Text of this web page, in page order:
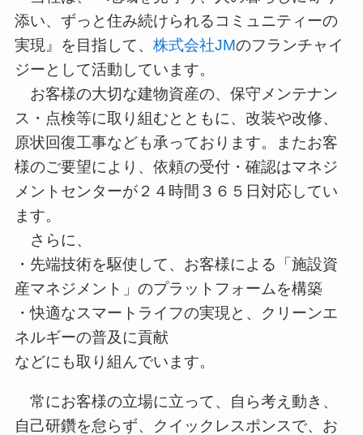
添い、ずっと住み続けられるコミュニティーの
実現』を目指して、 株式会社JMのフランチャイ
ジーとして活動しています。
お客様の大切な建物資産の、保守メンテナン
ス・点検等に取り組むとともに、改装や改修、
原状回復工事なども承っております。またお客
様のご要望により、依頼の受付・確認はマネジ
メントセンターが２４時間３６５日対応してい
ます。
さらに、
・先端技術を駆使して、お客様による「施設資
産マネジメント」のプラットフォームを構築
・快適なスマートライフの実現と、クリーンエ
ネルギーの普及に貢献
などにも取り組んでいます。
常にお客様の立場に立って、自ら考え動き、
自己研鑽を怠らず、クイックレスポンスで、お